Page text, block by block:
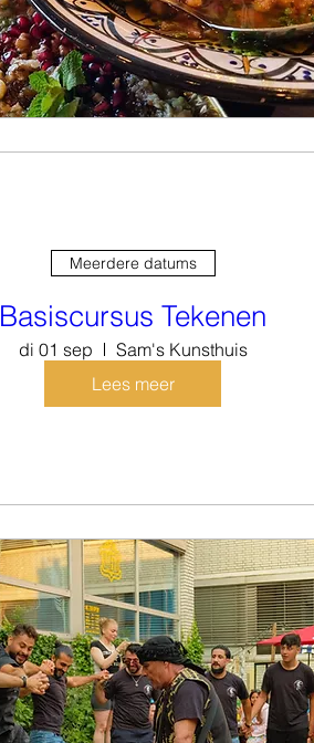
Meerdere datums
Basiscursus Tekenen
di 01 sep
Sam's Kunsthuis
Lees meer